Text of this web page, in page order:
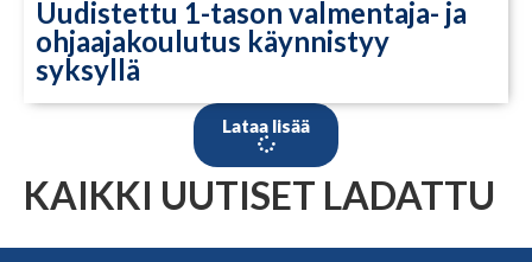
Uudistettu 1-tason valmentaja- ja
ohjaajakoulutus käynnistyy
syksyllä
Lataa lisää
KAIKKI UUTISET LADATTU